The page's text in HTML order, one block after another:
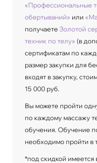
«Профессиональные
обертываний» или
получаетеЗолотой
техник по телу» (в
сертификатам по
размер закупки для
входят в закупку,
15 000 руб.
Вы можете пройти
по каждому массажу
обучения. Обучение
необходимо пройти в
*под скидкой имеется